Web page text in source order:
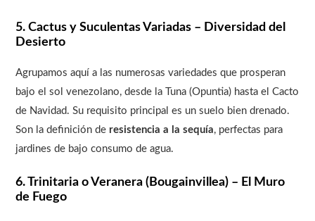
5. Cactus y Suculentas Variadas – Diversidad del
Desierto
Agrupamos aquí a las numerosas variedades que prosperan
bajo el sol venezolano, desde la Tuna (Opuntia) hasta el Cacto
de Navidad. Su requisito principal es un suelo bien drenado.
Son la definición de resistencia a la sequía, perfectas para
jardines de bajo consumo de agua.
6. Trinitaria o Veranera (Bougainvillea) – El Muro
de Fuego